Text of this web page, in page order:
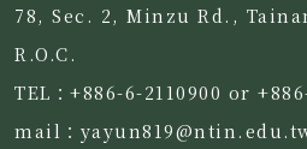
78, Sec. 2, Minzu Rd.,
R.O.C.
TEL：+886-6-2110900 or
mail：